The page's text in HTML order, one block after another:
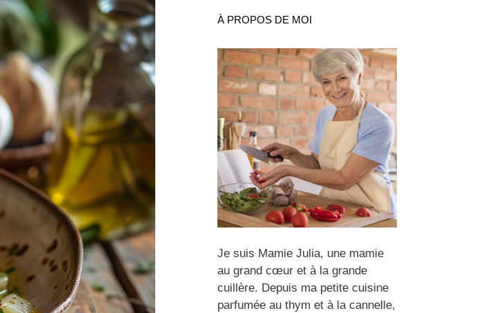
À PROPOS DE MOI
Je suis Mamie Julia, une mamie
au grand cœur et à la grande
cuillère. Depuis ma petite cuisine
parfumée au thym et à la cannelle,